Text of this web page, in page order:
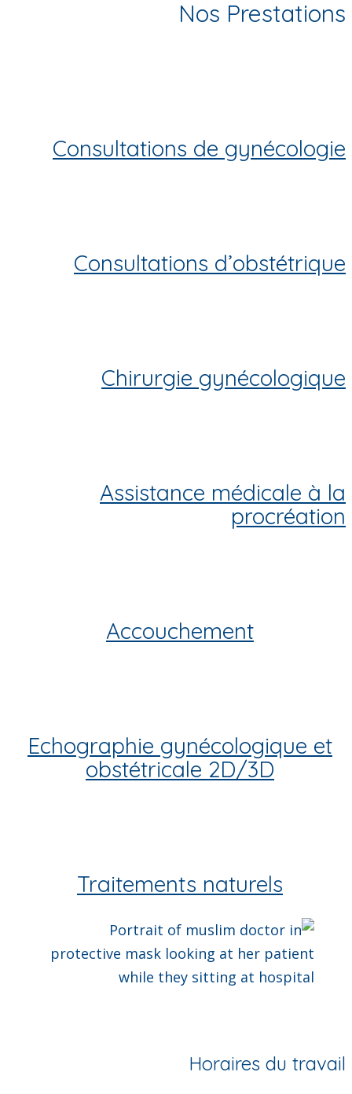
Nos Prestations
Consultations de gynécologie
Consultations d’obstétrique
Chirurgie gynécologique
Assistance médicale à la
procréation
Accouchement
Echographie gynécologique et
obstétricale 2D/3D
Traitements naturels
Horaires du travail